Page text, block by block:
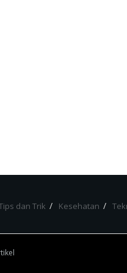
dan Trik Kesehatan